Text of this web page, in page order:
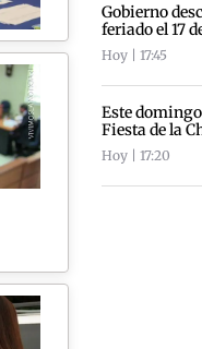
Gobierno
feriado el 17
Hoy | 17:45
Este
Fiesta de la
Hoy | 17:20